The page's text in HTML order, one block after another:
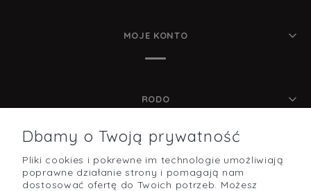
MOJE KONTO
RODO
POMOC
Dbamy o Twoją prywatność
Pliki cookies i pokrewne im technologie umożliwiają
poprawne działanie strony i pomagają nam
dostosować ofertę do Twoich potrzeb. Możesz